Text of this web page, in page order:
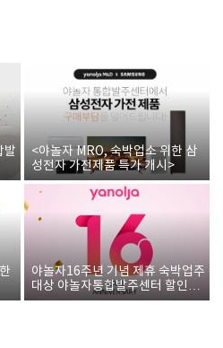
발
<야놀자 MRO, 숙박업소 위한 삼
성전자 가전제품 특가 개시>
야놀자16주년 기념 제휴 숙박업주
대상 야놀자통합발주센터 할인쿠
폰 증정